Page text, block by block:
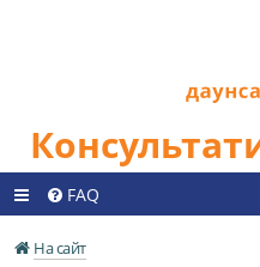
FAQ
На сайт